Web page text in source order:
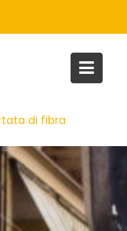
di fibra